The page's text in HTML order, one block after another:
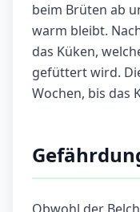
beim Brüten ab
warm bleibt.
das Küken,
gefüttert wird.
Wochen, bis das